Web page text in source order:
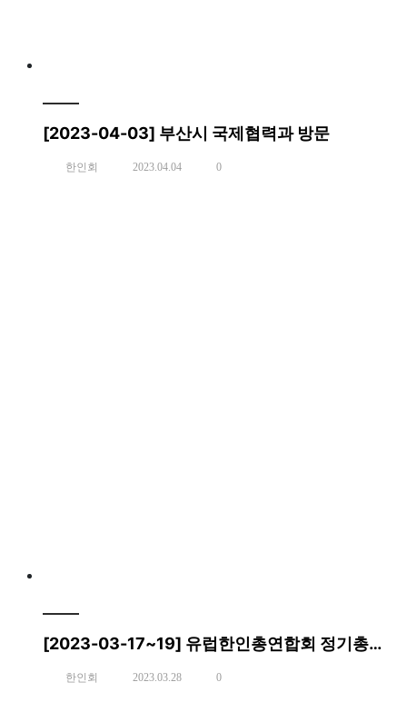
[2023-04-03] 부산시 국제협력과 방문
한인회 2023.04.04 0
[2023-03-17~19] 유럽한인총연합회 정기총회 및 차세대 웅변대회
한인회 2023.03.28 0